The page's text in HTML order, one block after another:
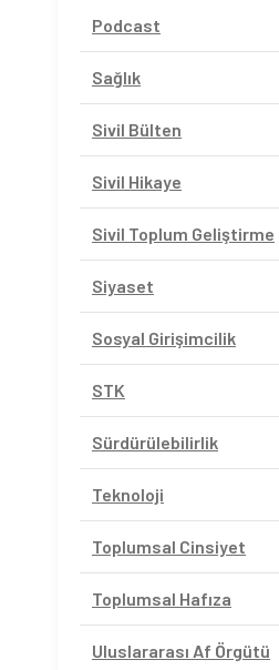
Podcast
Sağlık
Sivil Bülten
Sivil Hikaye
Sivil Toplum Geliştirme
Siyaset
Sosyal Girişimcilik
STK
Sürdürülebilirlik
Teknoloji
Toplumsal Cinsiyet
Toplumsal Hafıza
Uluslararası Af Örgütü